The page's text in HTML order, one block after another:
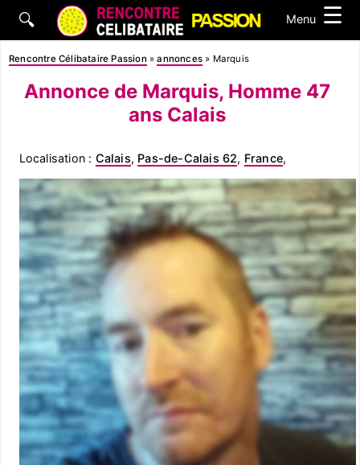
🔍 Menu ☰
Rencontre Célibataire Passion »annonces » Marquis
Annonce de Marquis, Homme 47
ans Calais
Localisation : Calais, Pas-de-Calais 62, France,